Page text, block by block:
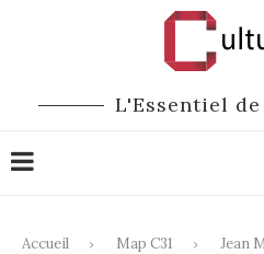
L'Essentiel
Accueil Map C31 Jean